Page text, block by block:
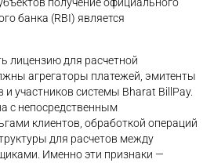
получение официального
банка (RBI) является
лицензию для расчетной
агрегаторы платежей, эмитенты
участников системы Bharat BillPay.
с непосредственным
клиентов, обработкой операций
для расчетов между
Именно эти признаки —